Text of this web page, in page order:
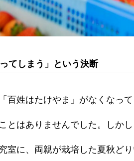
てしまう」という決断
百姓はたけやま」がなくなっ
とはありませんでした。しか
室に、両親が栽培した夏秋ど